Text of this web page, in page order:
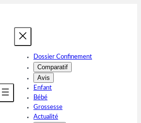
Dossier Confinement
Comparatif
Avis
Enfant
Bébé
Grossesse
Actualité